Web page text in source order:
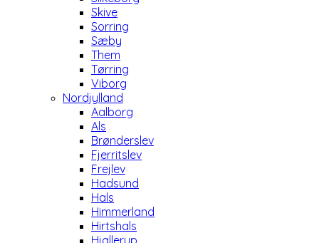
Skive
Sorring
Sæby
Them
Tørring
Viborg
Nordjylland
Aalborg
Als
Brønderslev
Fjerritslev
Frejlev
Hadsund
Hals
Himmerland
Hirtshals
Hjallerup